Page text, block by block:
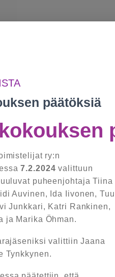
päätöksiä
ry:n
7.2.2024 valittuun
puheenjohtaja Tiina
Auvinen, Ida Iivonen,
Junkkari, Katri Rankinen,
ja Marika Öhman.
valittiin Jaana
Tynkkynen.